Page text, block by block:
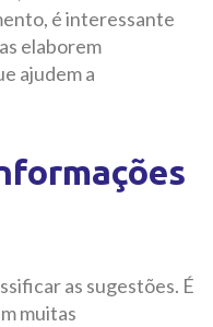
é interessante
elaborem
ajudem a
as sugestões. É
muitas